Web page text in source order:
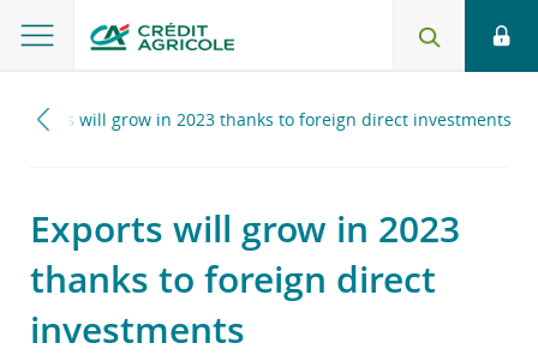
Exports will grow in 2023 thanks to foreign direct investments
Exports will grow in 2023
thanks to foreign direct
investments